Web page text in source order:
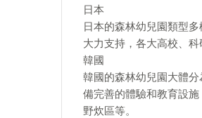
日本
日本的森林幼兒園類型
大力支持，各大高校、
韓國
韓國的森林幼兒園大體
備完善的體驗和教育設
野炊區等。